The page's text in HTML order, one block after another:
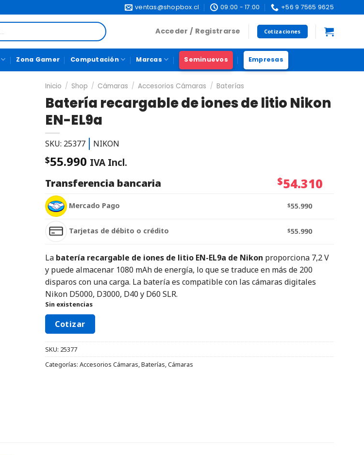
ventas@shopbox.cl 09:00 - 17:00 +56 9 7565 9625
Acceder / Registrarse Cotizaciones
Zona Gamer Computación Marcas Seminuevos Empresas
Inicio / Shop / Cámaras / Accesorios Cámaras / Baterías
Batería recargable de iones de litio Nikon
EN-EL9a
SKU: 25377 NIKON
$55.990 IVA Incl.
Transferencia bancaria
$54.310
Mercado Pago $55.990
Tarjetas de débito o crédito $55.990
La batería recargable de iones de litio EN-EL9a de Nikon proporciona 7,2 V
y puede almacenar 1080 mAh de energía, lo que se traduce en más de 200
disparos con una carga. La batería es compatible con las cámaras digitales
Nikon D5000, D3000, D40 y D60 SLR.
Sin existencias
Cotizar
SKU: 25377
Categorías: Accesorios Cámaras Baterías Cámaras